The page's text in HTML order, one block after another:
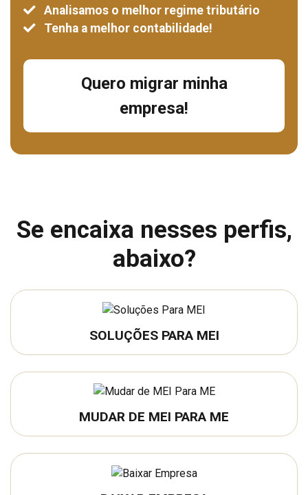
Analisamos o melhor regime tributário
Tenha a melhor contabilidade!
Quero migrar minha
empresa!
Se encaixa nesses perfis,
abaixo?
SOLUÇÕES PARA MEI
MUDAR DE MEI PARA ME